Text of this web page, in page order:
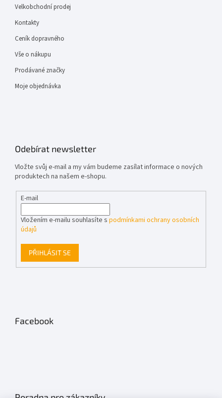
Velkobchodní prodej
Kontakty
Ceník dopravného
Vše o nákupu
Prodávané značky
Moje objednávka
Odebírat newsletter
Vložte svůj e-mail a my vám budeme zasílat informace o nových
produktech na našem e-shopu.
E-mail
Vložením e-mailu souhlasíte s podmínkami ochrany osobních
údajů
PŘIHLÁSIT SE
Facebook